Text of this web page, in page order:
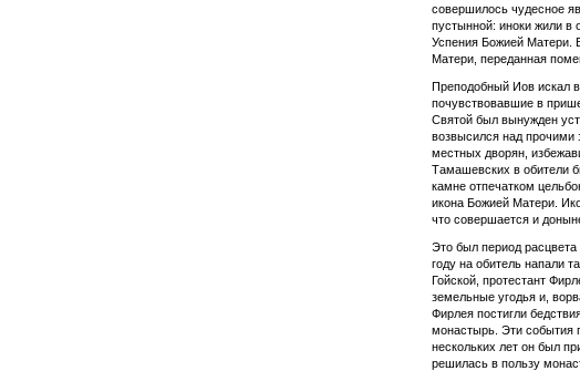
совершилось чудесное
пустынной: иноки жили
Успения Божией Матери.
Матери, переданная
Преподобный Иов искал
почувствовавшие в
Святой был вынужден
возвысился над прочими
местных дворян,
Тамашевских в обители
камне отпечатком
икона Божией Матери.
что совершается и
Это был период
году на обитель напали
Гойской, протестант
земельные угодья и,
Фирлея постигли
монастырь. Эти события
нескольких лет он был
решилась в пользу